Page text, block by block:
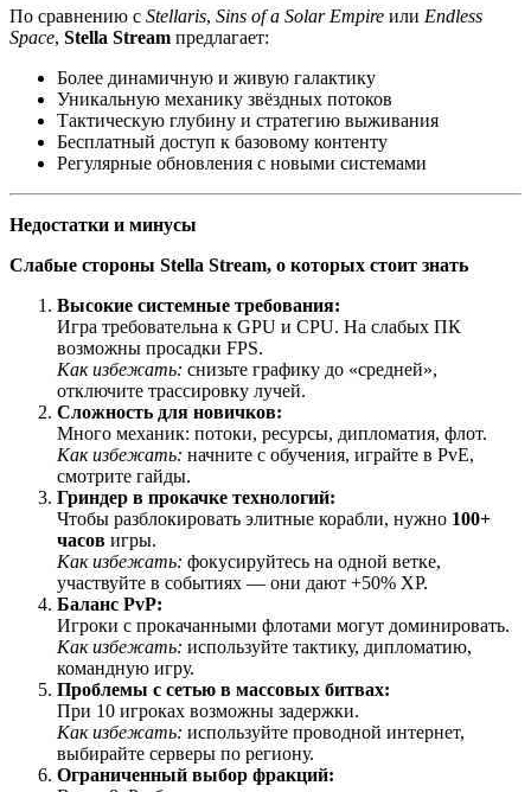
По сравнению с Stellaris, Sins of a Solar Empire или Endless
Space, Stella Stream предлагает:
Более динамичную и живую галактику
Уникальную механику звёздных потоков
Тактическую глубину и стратегию выживания
Бесплатный доступ к базовому контенту
Регулярные обновления с новыми системами
Недостатки и минусы
Слабые стороны Stella Stream, о которых стоит знать
Высокие системные требования:
Игра требовательна к GPU и CPU. На слабых ПК
возможны просадки FPS.
Как избежать: снизьте графику до «средней»,
отключите трассировку лучей.
Сложность для новичков:
Много механик: потоки, ресурсы, дипломатия, флот.
Как избежать: начните с обучения, играйте в PvE,
смотрите гайды.
Гриндер в прокачке технологий:
Чтобы разблокировать элитные корабли, нужно 100+
часов игры.
Как избежать: фокусируйтесь на одной ветке,
участвуйте в событиях — они дают +50% XP.
Баланс PvP:
Игроки с прокачанными флотами могут доминировать.
Как избежать: используйте тактику, дипломатию,
командную игру.
Проблемы с сетью в массовых битвах:
При 10 игроках возможны задержки.
Как избежать: используйте проводной интернет,
выбирайте серверы по региону.
Ограниченный выбор фракций: